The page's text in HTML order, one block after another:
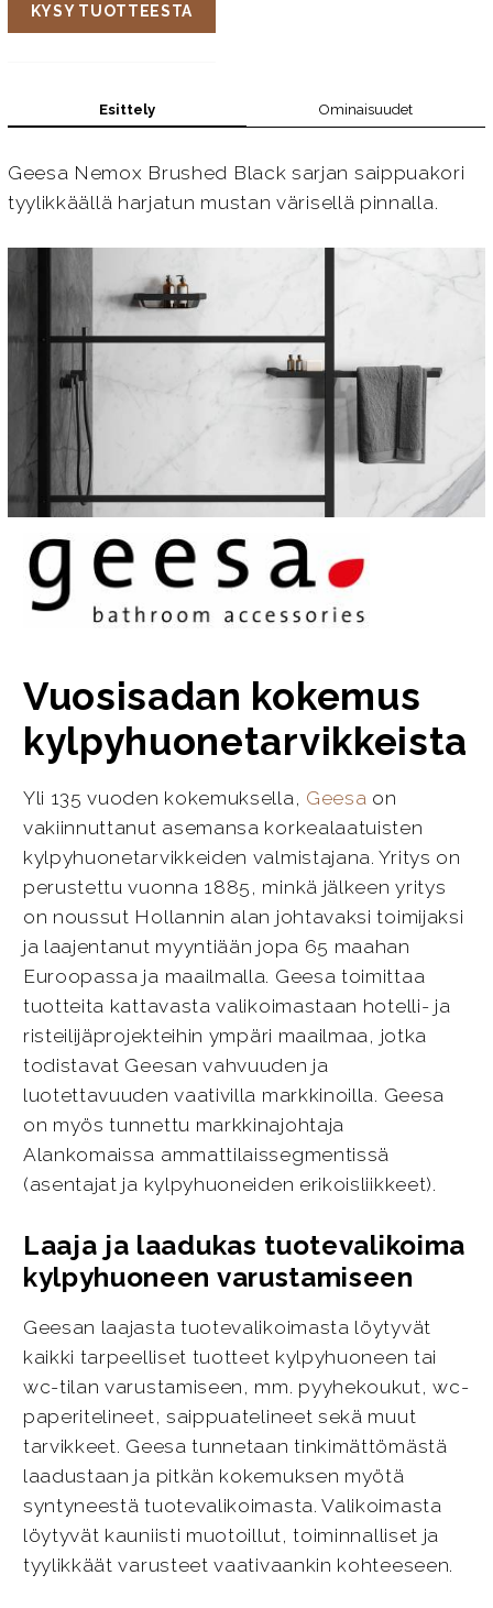
KYSY TUOTTEESTA
Esittely Ominaisuudet
Geesa Nemox Brushed Black sarjan saippuakori
tyylikkäällä harjatun mustan värisellä pinnalla.
Vuosisadan kokemus
kylpyhuonetarvikkeista
Yli 135 vuoden kokemuksella, Geesa on
vakiinnuttanut asemansa korkealaatuisten
kylpyhuonetarvikkeiden valmistajana. Yritys on
perustettu vuonna 1885, minkä jälkeen yritys
on noussut Hollannin alan johtavaksi toimijaksi
ja laajentanut myyntiään jopa 65 maahan
Euroopassa ja maailmalla. Geesa toimittaa
tuotteita kattavasta valikoimastaan hotelli- ja
risteilijäprojekteihin ympäri maailmaa, jotka
todistavat Geesan vahvuuden ja
luotettavuuden vaativilla markkinoilla. Geesa
on myös tunnettu markkinajohtaja
Alankomaissa ammattilaissegmentissä
(asentajat ja kylpyhuoneiden erikoisliikkeet).
Laaja ja laadukas tuotevalikoima
kylpyhuoneen varustamiseen
Geesan laajasta tuotevalikoimasta löytyvät
kaikki tarpeelliset tuotteet kylpyhuoneen tai
wc-tilan varustamiseen, mm. pyyhekoukut, wc-
paperitelineet, saippuatelineet sekä muut
tarvikkeet. Geesa tunnetaan tinkimättömästä
laadustaan ja pitkän kokemuksen myötä
syntyneestä tuotevalikoimasta. Valikoimasta
löytyvät kauniisti muotoillut, toiminnalliset ja
tyylikkäät varusteet vaativaankin kohteeseen.